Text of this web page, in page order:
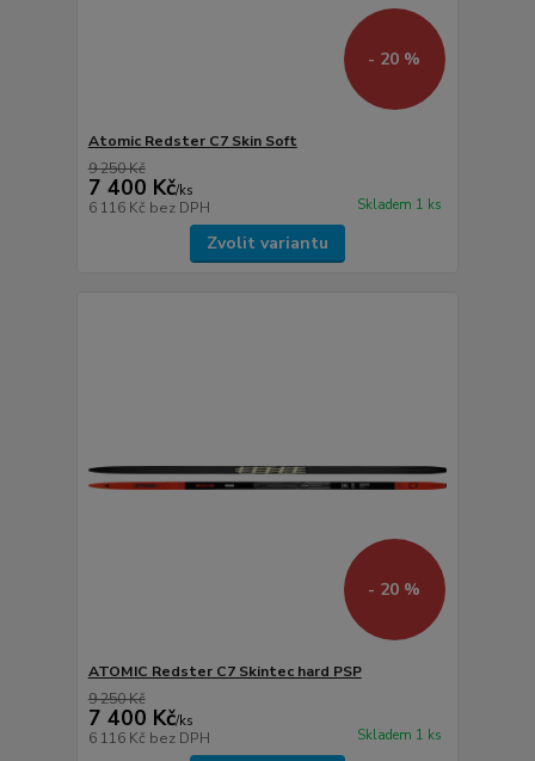
- 20 %
Atomic Redster C7 Skin Soft
9 250 Kč
7 400 Kč/ks
6 116 Kč bez DPH Skladem 1 ks
Zvolit variantu
- 20 %
ATOMIC Redster C7 Skintec hard PSP
9 250 Kč
7 400 Kč/ks
6 116 Kč bez DPH Skladem 1 ks